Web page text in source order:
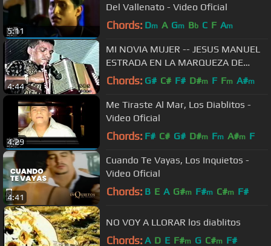
5:11
Del Vallenato - Video Oficial
Chords: Dm A Gm Bb C F Am
4:44
MI NOVIA MUJER -- JESUS MANUEL
ESTRADA EN LA MARQUEZA DE
TIERRALTA CORDOBA DIEGO SOTO
Chords: G# C# F# D#m F Fm A#m
4:29
Me Tiraste Al Mar, Los Diablitos -
Video Oficial
Chords: F# C# G# D#m Fm A#m F
4:41
Cuando Te Vayas, Los Inquietos -
Video Oficial
Chords: B E A G#m F#m C#m F#
NO VOY A LLORAR los diablitos
Chords: A D E F#m G C#m F#